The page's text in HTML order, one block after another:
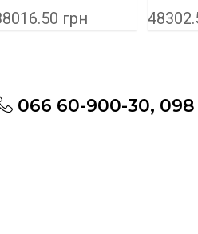
грн
066 60-900-30,